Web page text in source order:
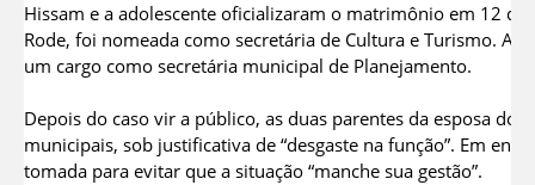
Hissam e a adolescente oficializaram o matrimônio em 12
Rode, foi nomeada como secretária de Cultura e Turismo. A
um cargo como secretária municipal de Planejamento.
Depois do caso vir a público, as duas parentes da esposa do
municipais, sob justificativa de “desgaste na função”. Em
tomada para evitar que a situação “manche sua gestão”.